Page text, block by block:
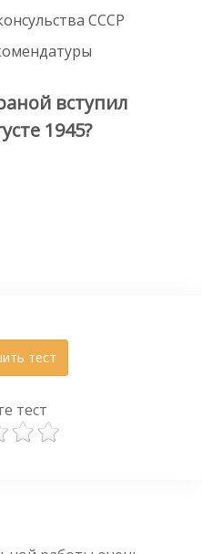
СССР
вступил
1945?
тест
тест